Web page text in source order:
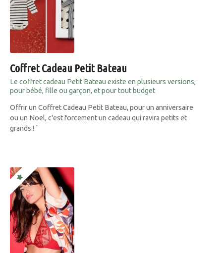
Coffret Cadeau Petit Bateau
Le coffret cadeau Petit Bateau existe en plusieurs versions,
pour bébé, fille ou garçon, et pour tout budget
Offrir un Coffret Cadeau Petit Bateau, pour un anniversaire
ou un Noel, c'est forcement un cadeau qui ravira petits et
grands ! `